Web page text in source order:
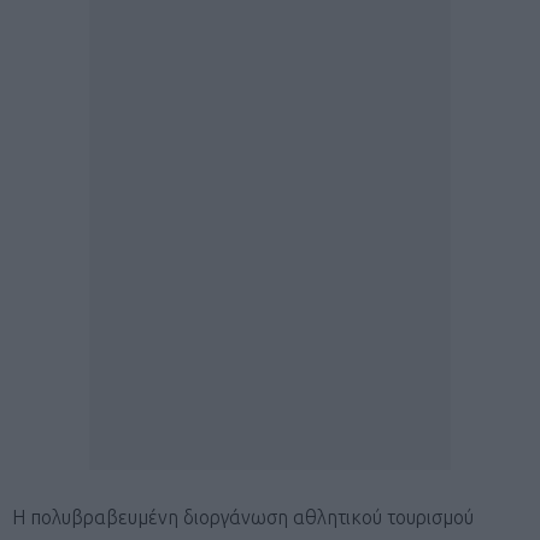
Η πολυβραβευμένη διοργάνωση αθλητικού τουρισμού